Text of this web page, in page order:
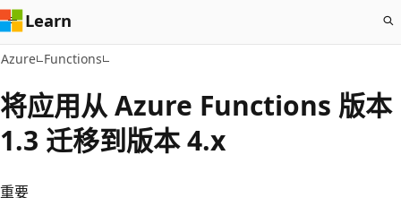
Learn
Azure Functions
将应用从 Azure Functions 版本
1.3 迁移到版本 4.x
重要